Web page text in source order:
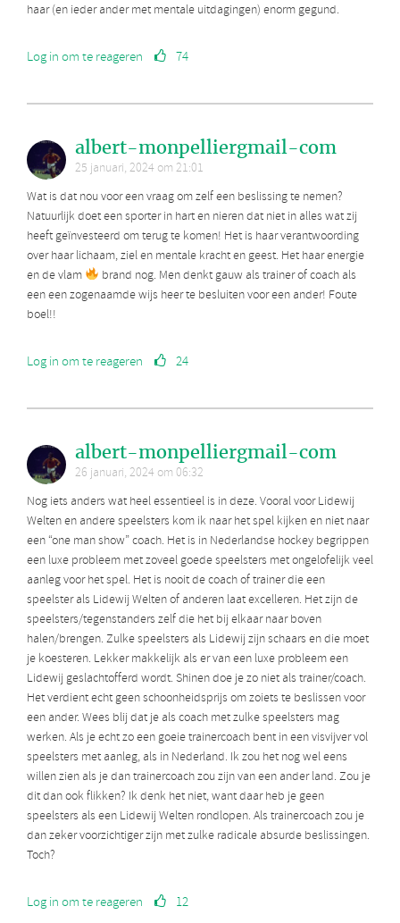
haar (en ieder ander met mentale uitdagingen) enorm gegund.
Log in om te reageren 74
albert-monpelliergmail-com
25 januari, 2024 om 21:01
Wat is dat nou voor een vraag om zelf een beslissing te nemen?
Natuurlijk doet een sporter in hart en nieren dat niet in alles wat zij
heeft geïnvesteerd om terug te komen! Het is haar verantwoording
over haar lichaam, ziel en mentale kracht en geest. Het haar energie
en de vlam
brand nog. Men denkt gauw als trainer of coach als
een een zogenaamde wijs heer te besluiten voor een ander! Foute
boel!!
Log in om te reageren 24
albert-monpelliergmail-com
26 januari, 2024 om 06:32
Nog iets anders wat heel essentieel is in deze. Vooral voor Lidewij
Welten en andere speelsters kom ik naar het spel kijken en niet naar
een “one man show” coach. Het is in Nederlandse hockey begrippen
een luxe probleem met zoveel goede speelsters met ongelofelijk veel
aanleg voor het spel. Het is nooit de coach of trainer die een
speelster als Lidewij Welten of anderen laat excelleren. Het zijn de
speelsters/tegenstanders zelf die het bij elkaar naar boven
halen/brengen. Zulke speelsters als Lidewij zijn schaars en die moet
je koesteren. Lekker makkelijk als er van een luxe probleem een
Lidewij geslachtofferd wordt. Shinen doe je zo niet als trainer/coach.
Het verdient echt geen schoonheidsprijs om zoiets te beslissen voor
een ander. Wees blij dat je als coach met zulke speelsters mag
werken. Als je echt zo een goeie trainercoach bent in een visvijver vol
speelsters met aanleg, als in Nederland. Ik zou het nog wel eens
willen zien als je dan trainercoach zou zijn van een ander land. Zou je
dit dan ook flikken? Ik denk het niet, want daar heb je geen
speelsters als een Lidewij Welten rondlopen. Als trainercoach zou je
dan zeker voorzichtiger zijn met zulke radicale absurde beslissingen.
Toch?
Log in om te reageren 12